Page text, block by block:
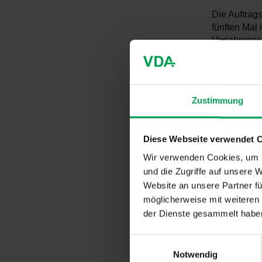
Zustimmung
Diese Webseite verwendet
Wir verwenden Cookies,
und die Zugriffe auf unsere
Website an unsere Partner
möglicherweise mit
der Dienste gesammelt
Notwendig
Die
fünften Mal
Die Pkw-
Rückgang
dem
Sehr
Prozent
auch die